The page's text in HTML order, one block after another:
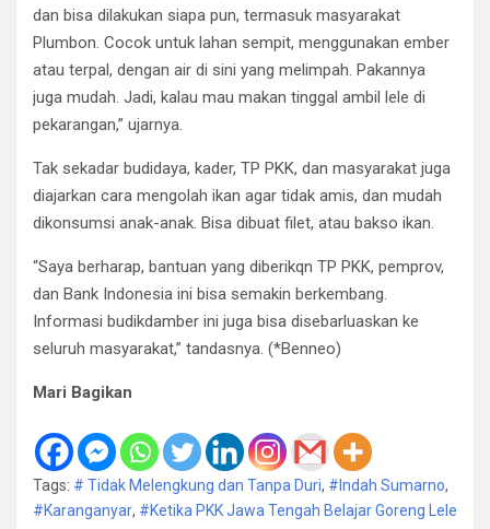
dan bisa dilakukan siapa pun, termasuk masyarakat
Plumbon. Cocok untuk lahan sempit, menggunakan ember
atau terpal, dengan air di sini yang melimpah. Pakannya
juga mudah. Jadi, kalau mau makan tinggal ambil lele di
pekarangan,” ujarnya.
Tak sekadar budidaya, kader, TP PKK, dan masyarakat juga
diajarkan cara mengolah ikan agar tidak amis, dan mudah
dikonsumsi anak-anak. Bisa dibuat filet, atau bakso ikan.
“Saya berharap, bantuan yang diberikqn TP PKK, pemprov,
dan Bank Indonesia ini bisa semakin berkembang.
Informasi budikdamber ini juga bisa disebarluaskan ke
seluruh masyarakat,” tandasnya. (*Benneo)
Mari Bagikan
Tags: # Tidak Melengkung dan Tanpa Duri, #Indah Sumarno,
#Karanganyar, #Ketika PKK Jawa Tengah Belajar Goreng Lele